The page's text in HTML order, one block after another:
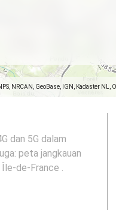
NRCAN, GeoBase, IGN, Kadaster
dan 5G dalam
peta jangkauan
de-France .